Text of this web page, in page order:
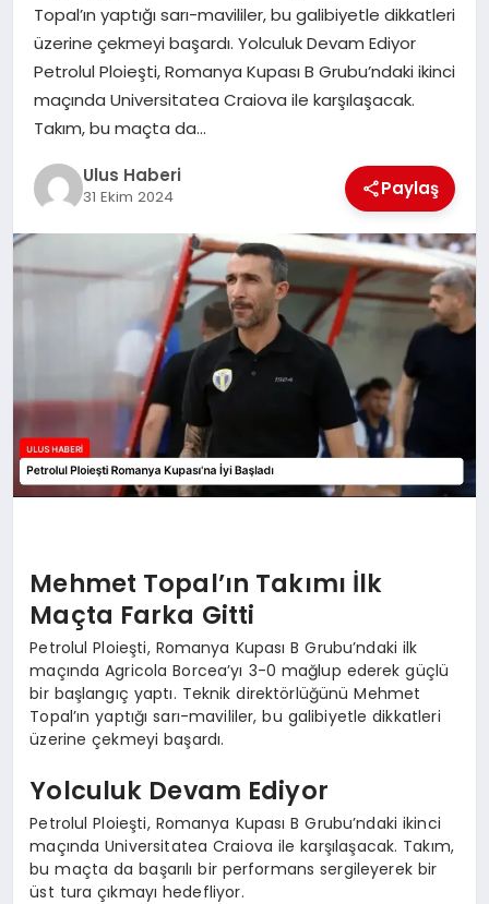
MAGAZIN
YAŞAM
Topal’ın yaptığı sarı-mavililer, bu galibiyetle dikkatleri
üzerine çekmeyi başardı. Yolculuk Devam Ediyor
Petrolul Ploieşti, Romanya Kupası B Grubu’ndaki ikinci
maçında Universitatea Craiova ile karşılaşacak.
Takım, bu maçta da…
Ulus Haberi
31 Ekim 2024 Paylaş
Mehmet Topal’ın Takımı İlk
Maçta Farka Gitti
Petrolul Ploieşti, Romanya Kupası B Grubu’ndaki ilk
maçında Agricola Borcea’yı 3-0 mağlup ederek güçlü
bir başlangıç yaptı. Teknik direktörlüğünü Mehmet
Topal’ın yaptığı sarı-mavililer, bu galibiyetle dikkatleri
üzerine çekmeyi başardı.
Yolculuk Devam Ediyor
Petrolul Ploieşti, Romanya Kupası B Grubu’ndaki ikinci
maçında Universitatea Craiova ile karşılaşacak. Takım,
bu maçta da başarılı bir performans sergileyerek bir
üst tura çıkmayı hedefliyor.